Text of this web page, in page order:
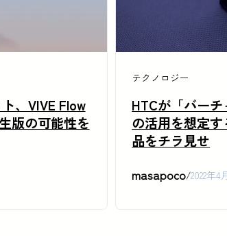
、VIVE Flow
版の可能性を
テクノロジー
HTCが「バー
の活用を想定
品をチラ見せ
masapoco/2022年4